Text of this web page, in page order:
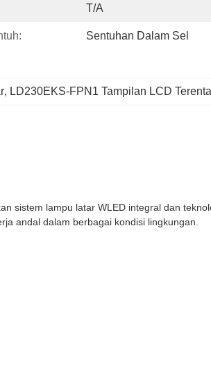
T/A
Sentuhan Dalam Sel
, LD230EKS-FPN1 Tampilan LCD
sistem lampu latar WLED integral dan
andal dalam berbagai kondisi lingkungan.